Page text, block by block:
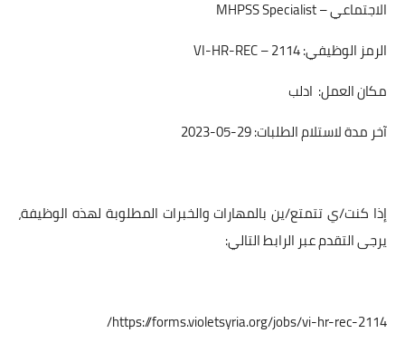
الاجتماعي – MHPSS Specialist
الرمز الوظيفي: VI-HR-REC – 2114
مكان العمل: ادلب
آخر مدة لاستلام الطلبات: 29-05-2023
إذا كنت/ي تتمتع/ين بالمهارات والخبرات المطلوبة لهذه الوظيفة،
يرجى التقدم عبر الرابط التالي:
https://forms.violetsyria.org/jobs/vi-hr-rec-2114/